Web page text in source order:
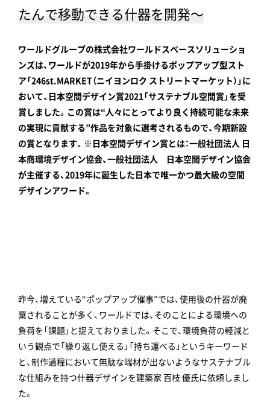
たんで移動できる什器を開発～
ワールドグループの株式会社ワールドスペースソリューショ
ンズは、ワールドが2019年から手掛けるポップアップ型スト
ア「246st.MARKET（ニイヨンロク ストリートマーケット）」に
おいて、日本空間デザイン賞2021「サステナブル空間賞」を受
賞しました。この賞は“人々にとってより良く持続可能な未来
の実現に貢献する”作品を対象に選考されるもので、今期新設
の賞となります。※日本空間デザイン賞とは：一般社団法人 日
本商環境デザイン協会、一般社団法人 日本空間デザイン協会
が主催する、2019年に誕生した日本で唯一かつ最大級の空間
デザインアワード。
昨今、増えている“ポップアップ催事”では、使用後の什器が廃
棄されることが多く、ワールドでは、そのことによる環境への
負荷を「課題」と捉えておりました。そこで、環境負荷の軽減と
いう観点で「繰り返し使える」「持ち運べる」というキーワード
と、制作過程において無駄な端材が出ないようなサステナブル
な仕組みを持つ什器デザインを建築家 百枝 優氏に依頼しまし
た。